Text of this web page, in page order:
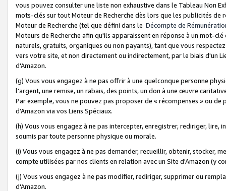
vous pouvez consulter une liste non exhaustive dans le Tableau Non
mots-clés sur tout Moteur de Recherche dès lors que les publicités de
Moteur de Recherche (tel que défini dans le Décompte de
Moteurs de Recherche afin qu'ils apparaissent en réponse à un mot-
naturels, gratuits, organiques ou non payants), tant que vous
vers votre site, et non directement ou indirectement, par le biais d'un
d'Amazon.
(g) Vous vous engagez à ne pas offrir à une quelconque personne
l'argent, une remise, un rabais, des points, un don à une œuvre
Par exemple, vous ne pouvez pas proposer de « récompenses » ou
d'Amazon via vos Liens Spéciaux.
(h) Vous vous engagez à ne pas intercepter, enregistrer, rediriger,
soumis par toute personne physique ou morale.
(i) Vous vous engagez à ne pas demander, recueillir, obtenir, stocker,
compte utilisées par nos clients en relation avec un Site d'Amazon (y
(j) Vous vous engagez à ne pas modifier, rediriger, supprimer ou
d'Amazon.